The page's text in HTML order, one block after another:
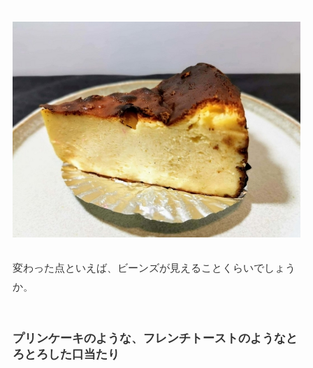
変わった点といえば、ビーンズが見えることくらいでしょう
か。
プリンケーキのような、フレンチトーストのようなと
ろとろした口当たり